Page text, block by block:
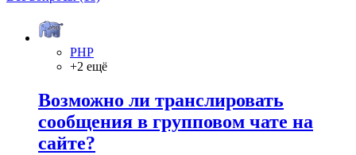
PHP
+2 ещё
Возможно ли транслировать
сообщения в групповом чате на
сайте?